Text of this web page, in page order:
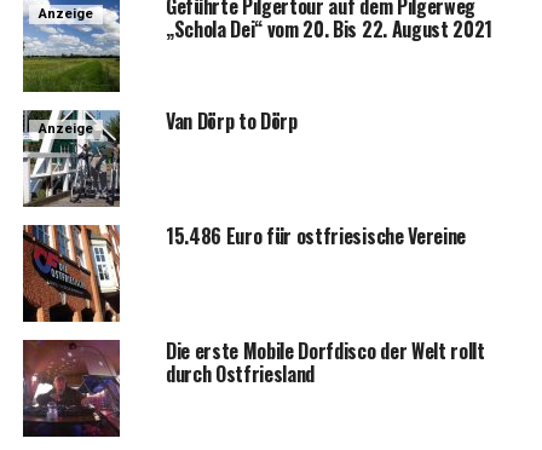
Anzeige Geführ­te Pil­ger­tour auf dem Pil­ger­weg
„Scho­la Dei“ vom 20. Bis 22. August 2021
Anzeige Van Dörp to Dörp
15.486 Euro für ost­frie­si­sche Vereine
Die ers­te Mobi­le Dorf­dis­co der Welt rollt
durch Ostfriesland